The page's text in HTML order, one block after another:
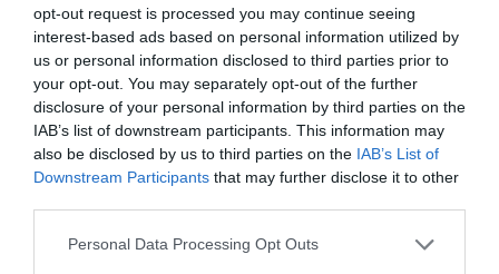
opt-out request is processed you may continue seeing
interest-based ads based on personal information utilized by
us or personal information disclosed to third parties prior to
your opt-out. You may separately opt-out of the further
disclosure of your personal information by third parties on the
IAB’s list of downstream participants. This information may
also be disclosed by us to third parties on the IAB’s List of
Downstream Participants that may further disclose it to other
Please note that this website/app uses one or more Google
Personal Data Processing Opt Outs